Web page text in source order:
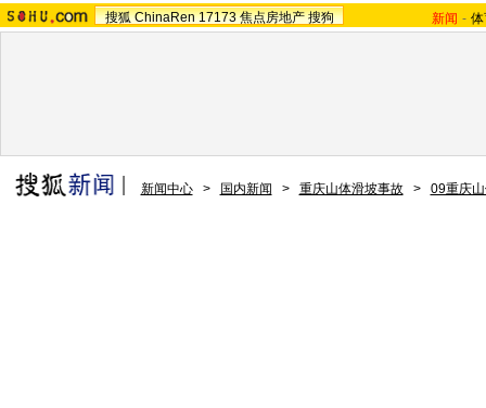
搜狐 ChinaRen 17173 焦点房地产 搜狗 新闻 -
新闻中心 > 国内新闻 > 重庆山体滑坡事故 > 09重庆